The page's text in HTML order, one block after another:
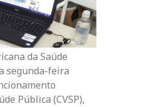
da Saúde
segunda-feira
Pública (CVSP),